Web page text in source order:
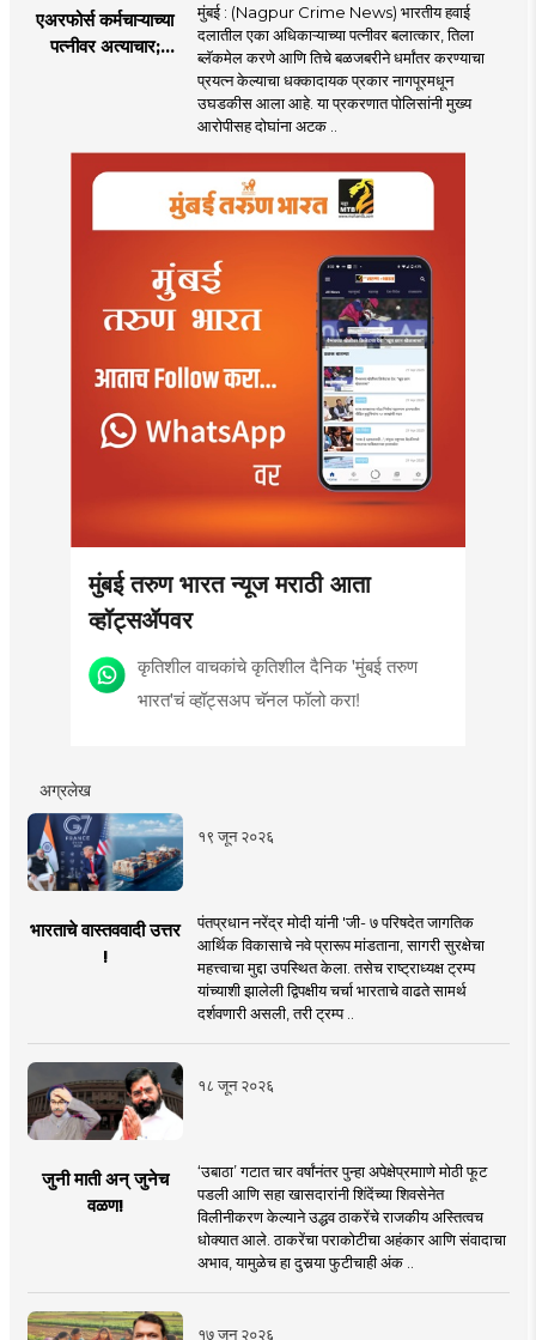
एअरफोर्स कर्मचाऱ्याच्या
पत्नीवर अत्याचार;
मुंबई : (Nagpur Crime News) भारतीय हवाई
दलातील एका अधिकाऱ्याच्या पत्नीवर बलात्कार, तिला
ब्लॅकमेल करणे आणि तिचे बळजबरीने धर्मांतर करण्याचा
प्रयत्न केल्याचा धक्कादायक प्रकार नागपूरमधून
उघडकीस आला आहे. या प्रकरणात पोलिसांनी मुख्य
आरोपीसह दोघांना अटक ..
मुंबई तरुण भारत न्यूज मराठी आता
व्हॉट्सॲपवर
कृतिशील वाचकांचे कृतिशील दैनिक 'मुंबई तरुण
भारत'चं व्हॉट्सअप चॅनल फॉलो करा!
अग्रलेख
१९ जून २०२६
भारताचे वास्तववादी उत्तर
!
पंतप्रधान नरेंद्र मोदी यांनी 'जी- ७ परिषदेत जागतिक
आर्थिक विकासाचे नवे प्रारूप मांडताना, सागरी सुरक्षेचा
महत्त्वाचा मुद्दा उपस्थित केला. तसेच राष्ट्राध्यक्ष ट्रम्प
यांच्याशी झालेली द्विपक्षीय चर्चा भारताचे वाढते सामर्थ
दर्शवणारी असली, तरी ट्रम्प ..
१८ जून २०२६
जुनी माती अन् जुनेच
वळण!
‘उबाठा’ गटात चार वर्षांनंतर पुन्हा अपेक्षेप्रमााणे मोठी फूट
पडली आणि सहा खासदारांनी शिंदेंच्या शिवसेनेत
विलीनीकरण केल्याने उद्धव ठाकरेंचे राजकीय अस्तित्वच
धोक्यात आले. ठाकरेंचा पराकोटीचा अहंकार आणि संवादाचा
अभाव, यामुळेच हा दुसर्‍या फुटीचाही अंक ..
१७ जून २०२६